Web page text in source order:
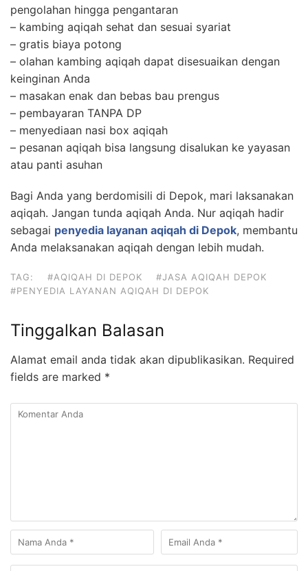
pengolahan hingga pengantaran
– kambing aqiqah sehat dan sesuai syariat
– gratis biaya potong
– olahan kambing aqiqah dapat disesuaikan dengan
keinginan Anda
– masakan enak dan bebas bau prengus
– pembayaran TANPA DP
– menyediaan nasi box aqiqah
– pesanan aqiqah bisa langsung disalukan ke yayasan
atau panti asuhan
Bagi Anda yang berdomisili di Depok, mari laksanakan
aqiqah. Jangan tunda aqiqah Anda. Nur aqiqah hadir
sebagai penyedia layanan aqiqah di Depok, membantu
Anda melaksanakan aqiqah dengan lebih mudah.
TAG: #AQIQAH DI DEPOK
#JASA AQIQAH DEPOK
#PENYEDIA LAYANAN AQIQAH DI DEPOK
Tinggalkan Balasan
Alamat email anda tidak akan dipublikasikan. Required
fields are marked *